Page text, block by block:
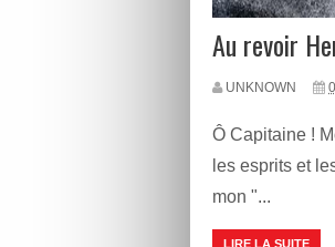
Au revoir
UNKNOWN
Ô Capitaine !
les esprits et
mon "...
LIRE LA SUITE